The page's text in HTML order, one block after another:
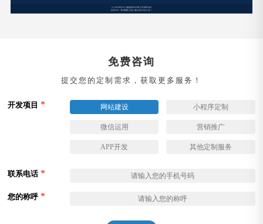
免费咨询
提交您的定制需求，获取更多服务！
开发项目 * 网站建设 小程序定制
微信运用 营销推广
APP开发 其他定制服务
联系电话 *
您的称呼 *